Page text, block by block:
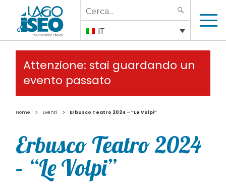
Search
for:
IT
Attenzione: stai guardando un
evento passato
Home > Eventi > Erbusco Teatro 2024 – “Le Volpi”
Erbusco Teatro 2024
– “Le Volpi”